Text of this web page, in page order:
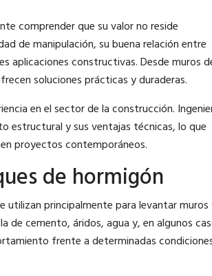
comprender que su valor no reside
de manipulación, su buena relación entre
aplicaciones constructivas. Desde muros
soluciones prácticas y duraderas.
en el sector de la construcción.
estructural y sus ventajas técnicas, lo que
proyectos contemporáneos.
de hormigón
utilizan principalmente para levantar muros
de cemento, áridos, agua y, en algunos
frente a determinadas